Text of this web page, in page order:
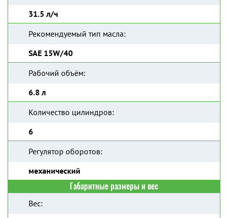
31.5 л/ч
Рекомендуемый тип масла:
SAE 15W/40
Рабочий объём:
6.8 л
Количество цилиндров:
6
Регулятор оборотов:
механический
Габаритные размеры и вес
Вес: